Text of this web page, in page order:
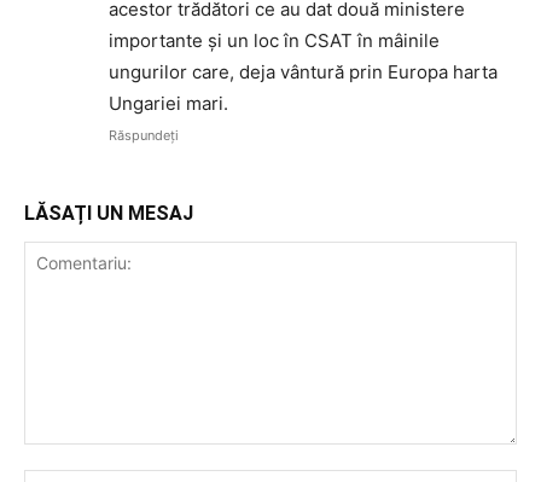
acestor trădători ce au dat două ministere
importante și un loc în CSAT în mâinile
ungurilor care, deja vântură prin Europa harta
Ungariei mari.
Răspundeți
LĂSAȚI UN MESAJ